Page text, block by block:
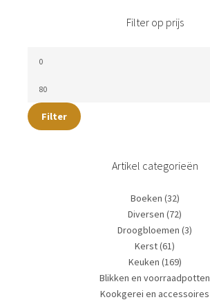
Filter op prijs
Filter
Artikel categorieën
Boeken (32)
Diversen (72)
Droogbloemen (3)
Kerst(61)
Keuken (169)
Blikken en voorraadpotten
Kookgerei en accessoires